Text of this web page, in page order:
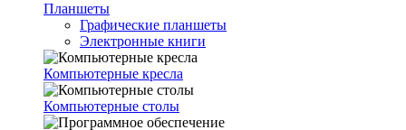
Планшеты
Графические планшеты
Электронные книги
Компьютерные кресла
Компьютерные столы